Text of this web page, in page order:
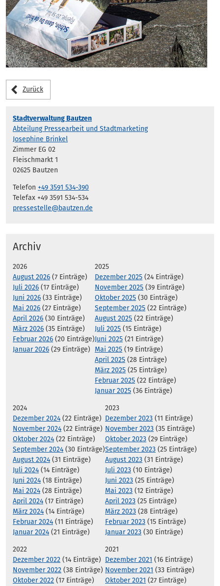
Zurück
Stadtverwaltung Bautzen
Abteilung Pressearbeit und Stadtmarketing
Josephine Brinkel
Zimmer EG 02
Fleischmarkt 1
02625 Bautzen
Telefon +49 3591 534-390
Telefax +49 3591 534-534
pressestelle@bautzen.de
Archiv
2026
August 2026 (7 Einträge)
Juli 2026 (17 Einträge)
Juni 2026 (33 Einträge)
Mai 2026 (27 Einträge)
April 2026 (30 Einträge)
März 2026 (35 Einträge)
Februar 2026 (20 Einträge)
Januar 2026 (29 Einträge)
2025
Dezember 2025 (24 Einträge)
November 2025 (39 Einträge)
Oktober 2025 (30 Einträge)
September 2025 (22 Einträge)
August 2025 (22 Einträge)
Juli 2025 (15 Einträge)
Juni 2025 (21 Einträge)
Mai 2025 (19 Einträge)
April 2025 (28 Einträge)
März 2025 (25 Einträge)
Februar 2025 (22 Einträge)
Januar 2025 (36 Einträge)
2024
Dezember 2024 (22 Einträge)
November 2024 (22 Einträge)
Oktober 2024 (22 Einträge)
September 2024 (30 Einträge)
August 2024 (31 Einträge)
Juli 2024 (14 Einträge)
Juni 2024 (18 Einträge)
Mai 2024 (28 Einträge)
April 2024 (17 Einträge)
März 2024 (14 Einträge)
Februar 2024 (11 Einträge)
Januar 2024 (21 Einträge)
2023
Dezember 2023 (11 Einträge)
November 2023 (35 Einträge)
Oktober 2023 (29 Einträge)
September 2023 (25 Einträge)
August 2023 (31 Einträge)
Juli 2023 (10 Einträge)
Juni 2023 (25 Einträge)
Mai 2023 (12 Einträge)
April 2023 (25 Einträge)
März 2023 (28 Einträge)
Februar 2023 (15 Einträge)
Januar 2023 (30 Einträge)
2022
Dezember 2022 (14 Einträge)
November 2022 (38 Einträge)
Oktober 2022 (17 Einträge)
2021
Dezember 2021 (16 Einträge)
November 2021 (33 Einträge)
Oktober 2021 (27 Einträge)